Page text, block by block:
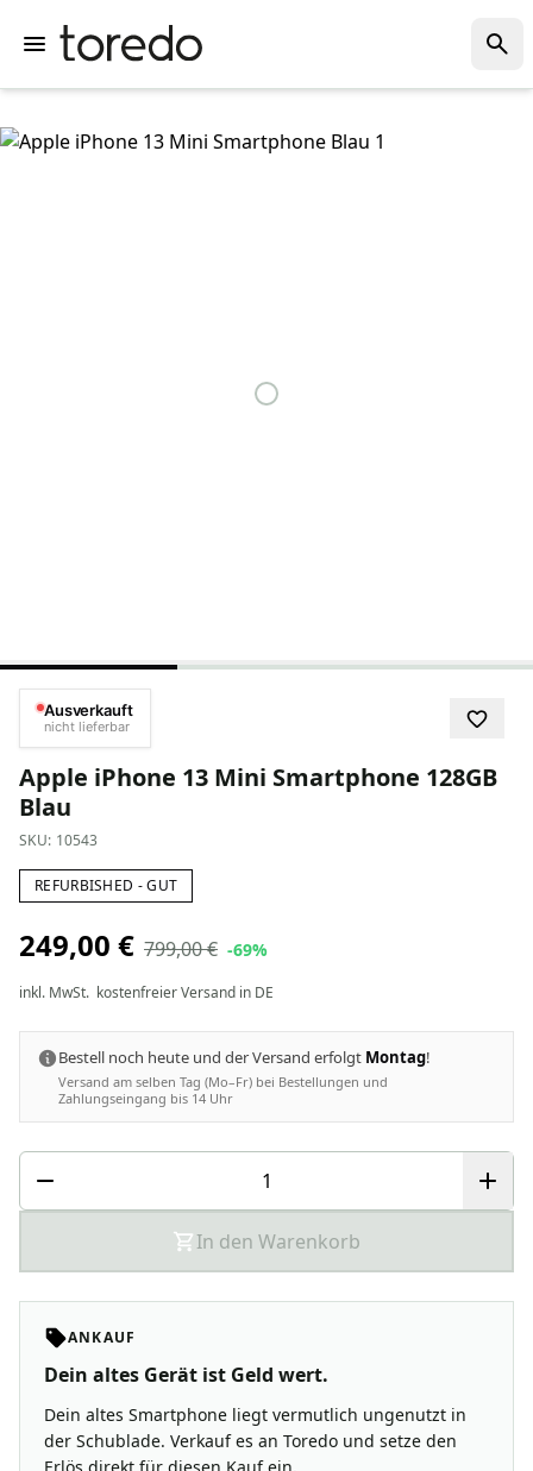
Ausverkauft
nicht lieferbar
Apple iPhone 13 Mini Smartphone 128GB
Blau
SKU: 10543
REFURBISHED - GUT
249,00 € 799,00 € -69%
inkl. MwSt. kostenfreier Versand in DE
Bestell noch heute und der Versand erfolgt Montag!
Versand am selben Tag (Mo–Fr) bei Bestellungen und
Zahlungseingang bis 14 Uhr
In den Warenkorb
ANKAUF
Dein altes Gerät ist Geld wert.
Dein altes Smartphone liegt vermutlich ungenutzt in
der Schublade. Verkauf es an Toredo und setze den